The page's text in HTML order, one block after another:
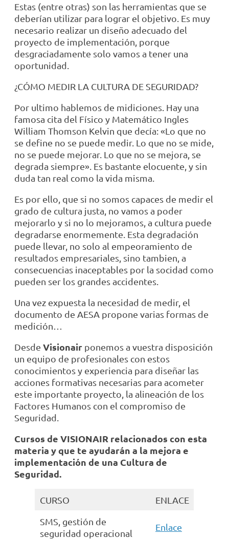
Estas (entre otras) son las herramientas que se
deberían utilizar para lograr el objetivo. Es muy
necesario realizar un diseño adecuado del
proyecto de implementación, porque
desgraciadamente solo vamos a tener una
oportunidad.
¿CÓMO MEDIR LA CULTURA DE SEGURIDAD?
Por ultimo hablemos de midiciones. Hay una
famosa cita del Físico y Matemático Ingles
William Thomson Kelvin que decía: «Lo que no
se define no se puede medir. Lo que no se mide,
no se puede mejorar. Lo que no se mejora, se
degrada siempre». Es bastante elocuente, y sin
duda tan real como la vida misma.
Es por ello, que si no somos capaces de medir el
grado de cultura justa, no vamos a poder
mejorarlo y si no lo mejoramos, a cultura puede
degradarse enormemente. Esta degradación
puede llevar, no solo al empeoramiento de
resultados empresariales, sino tambien, a
consecuencias inaceptables por la socidad como
pueden ser los grandes accidentes.
Una vez expuesta la necesidad de medir, el
documento de AESA propone varias formas de
medición…
Desde Visionair ponemos a vuestra disposición
un equipo de profesionales con estos
conocimientos y experiencia para diseñar las
acciones formativas necesarias para acometer
este importante proyecto, la alineación de los
Factores Humanos con el compromiso de
Seguridad.
Cursos de VISIONAIR relacionados con esta
materia y que te ayudarán a la mejora e
implementación de una Cultura de
Seguridad.
CURSO
ENLACE
SMS, gestión de
seguridad operacional
Enlace